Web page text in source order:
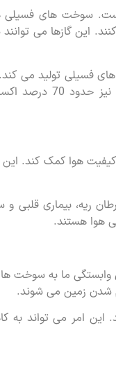
سوخت های فسیلی
این گازها می
درصد ذرات معلق کمتری نسبت
هوا کمک کند.
ریه، بیماری قلبی
هوا هستند.
وابستگی ما به
شدن زمین می شوند.
امر می تواند به